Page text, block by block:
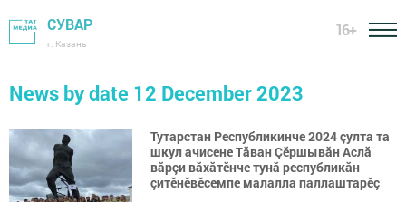
СУВАР
г. Казань
16+
News by date 12 December 2023
Тутарстан Республикинче 2024 çулта та
шкул ачисене Тăван Çӗршывăн Аслă
вăрçи вăхăтӗнче тунă республикăн
çитӗнӗвӗсемпе малалла паллаштарӗç